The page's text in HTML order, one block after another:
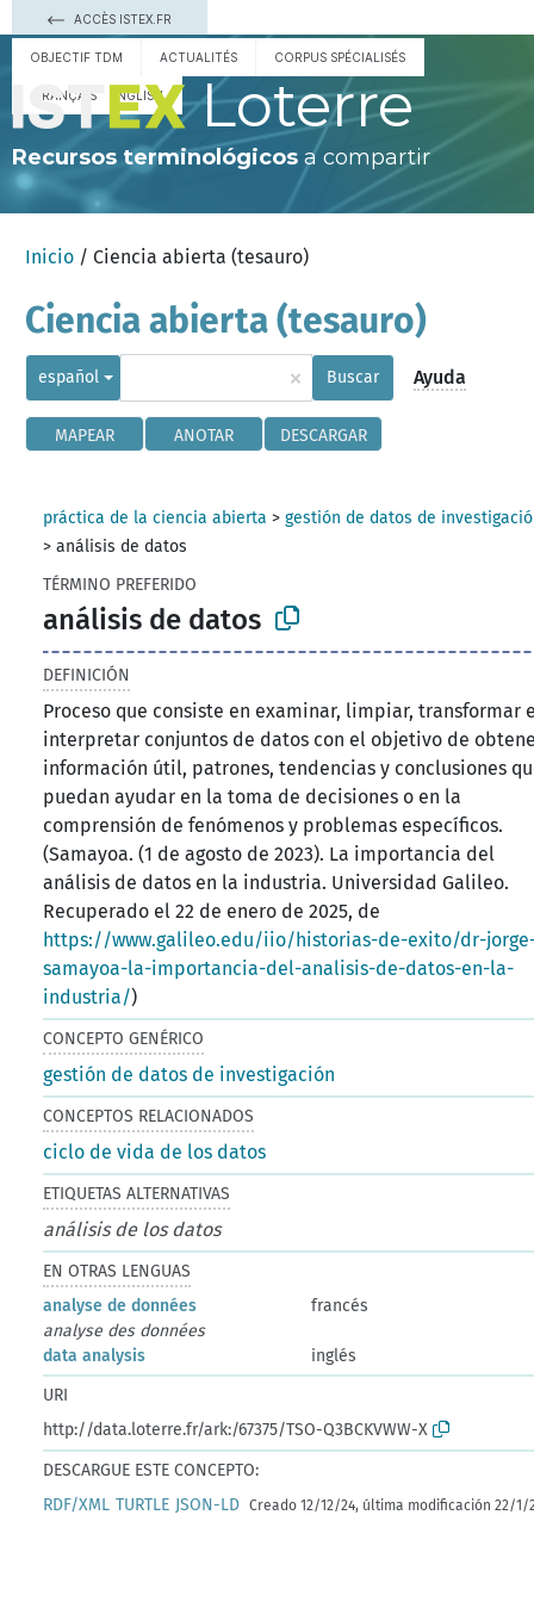
ACCÈS ISTEX.FR
OBJECTIF TDM ACTUALITÉS CORPUS SPÉCIALISÉS
FRANÇAIS ENGLISH Loterre
Recursos terminológicos a compartir
Inicio / Ciencia abierta (tesauro)
Ciencia abierta (tesauro)
español × Buscar Ayuda
MAPEAR ANOTAR DESCARGAR
práctica de la ciencia abierta >gestión de datos de
>análisis de datos
TÉRMINO PREFERIDO
análisis de datos
DEFINICIÓN
Proceso que consiste en examinar, limpiar, transformar
interpretar conjuntos de datos con el objetivo de
información útil, patrones, tendencias y conclusiones
puedan ayudar en la toma de decisiones o en la
comprensión de fenómenos y problemas específicos.
(Samayoa. (1 de agosto de 2023). La importancia del
análisis de datos en la industria. Universidad Galileo.
Recuperado el 22 de enero de 2025, de
https://www.galileo.edu/iio/historias-de-exito/dr-
samayoa-la-importancia-del-analisis-de-datos-en-la-
industria/)
CONCEPTO GENÉRICO
gestión de datos de investigación
CONCEPTOS RELACIONADOS
ciclo de vida de los datos
ETIQUETAS ALTERNATIVAS
análisis de los datos
EN OTRAS LENGUAS
analyse de données
francés
analyse des données
data analysis
inglés
URI
http://data.loterre.fr/ark:/67375/TSO-Q3BCKVWW-X
DESCARGUE ESTE CONCEPTO:
RDF/XML TURTLE JSON-LD Creado 12/12/24, última modificación 22/1/